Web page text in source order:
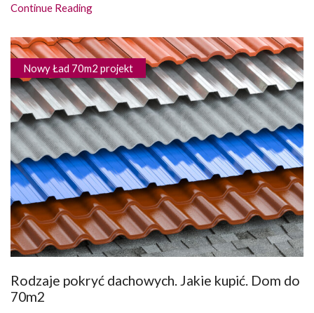
Continue Reading
Nowy Ład 70m2 projekt
Rodzaje pokryć dachowych. Jakie kupić. Dom do
70m2